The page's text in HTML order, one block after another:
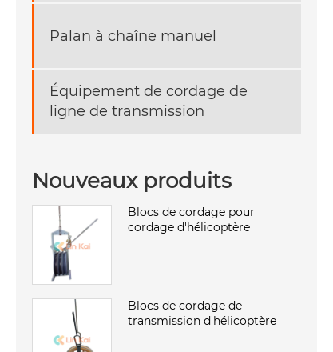
Palan à chaîne manuel
Équipement de cordage de
ligne de transmission
Nouveaux produits
Blocs de cordage pour
cordage d'hélicoptère
Blocs de cordage de
transmission d'hélicoptère